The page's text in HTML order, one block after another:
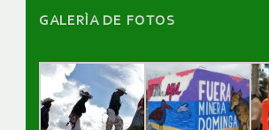
GALERÌA DE FOTOS